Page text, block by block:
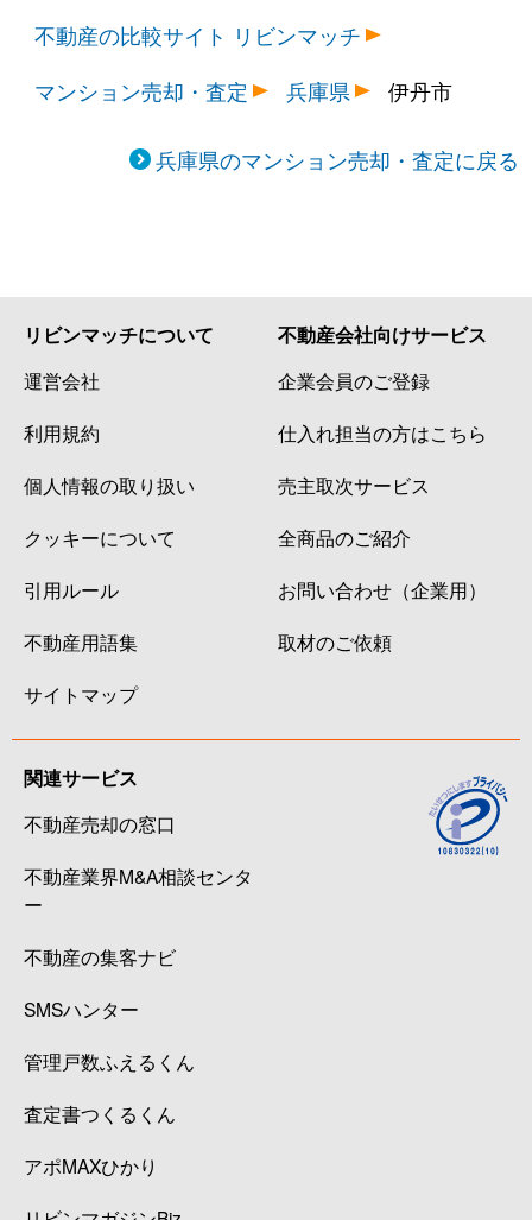
不動産の比較サイト リビンマッチ
マンション売却・査定
兵庫県 伊丹市
兵庫県のマンション売却・査定に戻る
リビンマッチについて
運営会社
利用規約
個人情報の取り扱い
クッキーについて
引用ルール
不動産用語集
サイトマップ
不動産会社向けサービス
企業会員のご登録
仕入れ担当の方はこちら
売主取次サービス
全商品のご紹介
お問い合わせ（企業用）
取材のご依頼
関連サービス
不動産売却の窓口
不動産業界M&A相談センタ
ー
不動産の集客ナビ
SMSハンター
管理戸数ふえるくん
査定書つくるくん
アポMAXひかり